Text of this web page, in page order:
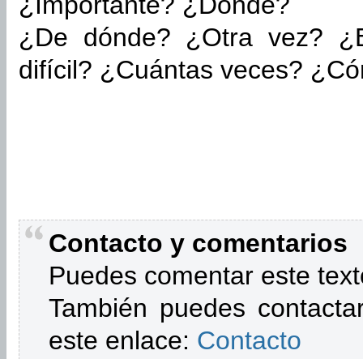
¿De dónde? ¿Otra vez?
difícil? ¿Cuántas veces?
Contacto y comentarios
Puedes comentar este
También puedes
este enlace: Contacto